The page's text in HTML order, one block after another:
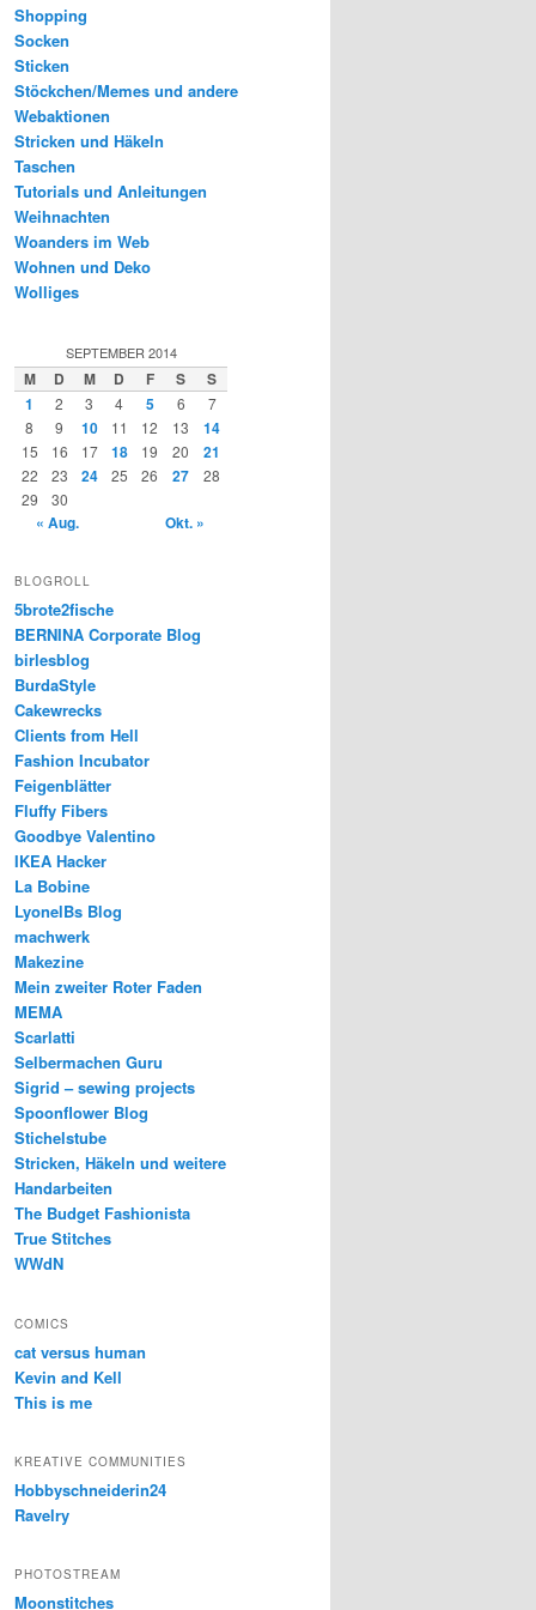
Shopping
Socken
Sticken
Stöckchen/Memes und andere
Webaktionen
Stricken und Häkeln
Taschen
Tutorials und Anleitungen
Weihnachten
Woanders im Web
Wohnen und Deko
Wolliges
SEPTEMBER 2014
M D M D F S
S
1
2 3 4 5 6
7
8
9 10 11 12 13 14
15 16 17 18 19 20 21
22 23 24 25 26 27
28
29
30
« Aug. Okt. »
BLOGROLL
5brote2fische
BERNINA Corporate Blog
birlesblog
BurdaStyle
Cakewrecks
Clients from Hell
Fashion Incubator
Feigenblätter
Fluffy Fibers
Goodbye Valentino
IKEA Hacker
La Bobine
LyonelBs Blog
machwerk
Makezine
Mein zweiter Roter Faden
MEMA
Scarlatti
Selbermachen Guru
Sigrid – sewing projects
Spoonflower Blog
Stichelstube
Stricken, Häkeln und weitere
Handarbeiten
The Budget Fashionista
True Stitches
WWdN
COMICS
cat versus human
Kevin and Kell
This is me
KREATIVE COMMUNITIES
Hobbyschneiderin24
Ravelry
PHOTOSTREAM
Moonstitches